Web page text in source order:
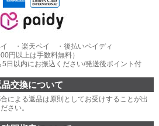
イ ・楽天ペイ ・後払いペイディ
円以上は手数料無料）
5日以内にお振込ください/発送後ポイント付
品交換について
による返品は原則としてお受けすることが出
さい。